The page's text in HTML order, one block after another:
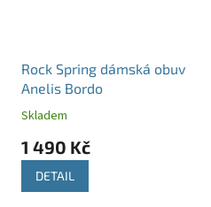
Rock Spring dámská obuv
Anelis Bordo
Skladem
1 490 Kč
DETAIL